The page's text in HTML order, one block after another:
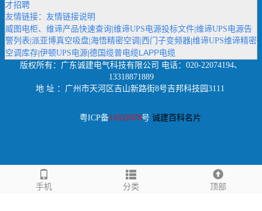
手机 分类 顶部
才招聘
友情链接： 友情链接说明
威图电柜、 维谛产品快速查询 维谛UPS电源投标文件 维谛UPS电源告
警列表 派亚博真空吸盘 海悟精密空调 西门子变频器 维谛UPS维谛精密
空调库存 伊顿UPS电源 德国缆普电缆LAPP电缆
版权所有： 广东诚建电气科技有限公司 电话：020-22074194、
13318871889
地 址 ：广州市天河区吉山新路街8号吉邦科技园3111
粤ICP备11032078号 诚建百科名片